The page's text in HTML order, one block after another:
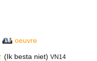
oeuvre
(Ik besta niet)VN14